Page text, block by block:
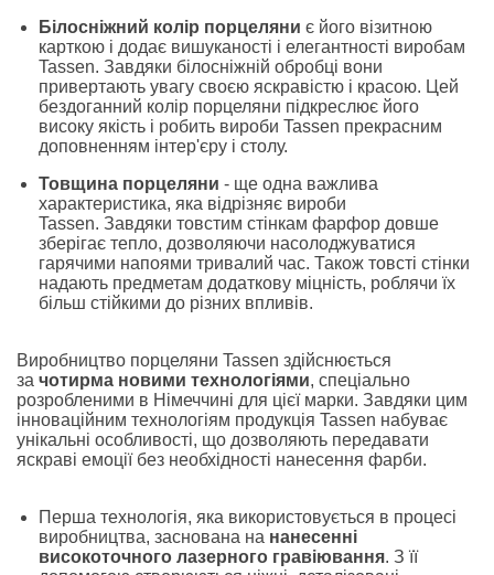
Білосніжний колір порцеляни є його візитною
карткою і додає вишуканості і елегантності виробам
Tassen. Завдяки білосніжній обробці вони
привертають увагу своєю яскравістю і красою. Цей
бездоганний колір порцеляни підкреслює його
високу якість і робить вироби Tassen прекрасним
доповненням інтер'єру і столу.
Товщина порцеляни - ще одна важлива
характеристика, яка відрізняє вироби
Tassen. Завдяки товстим стінкам фарфор довше
зберігає тепло, дозволяючи насолоджуватися
гарячими напоями тривалий час. Також товсті стінки
надають предметам додаткову міцність, роблячи їх
більш стійкими до різних впливів.
Виробництво порцеляни Tassen здійснюється
за чотирма новими технологіями, спеціально
розробленими в Німеччині для цієї марки. Завдяки цим
інноваційним технологіям продукція Tassen набуває
унікальні особливості, що дозволяють передавати
яскраві емоції без необхідності нанесення фарби.
Перша технологія, яка використовується в процесі
виробництва, заснована на нанесенні
високоточного лазерного гравіювання. З її